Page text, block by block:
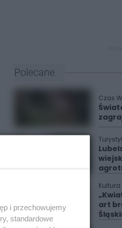
Polecane
Czas
Kultura
art
i przechowujemy
standardowe